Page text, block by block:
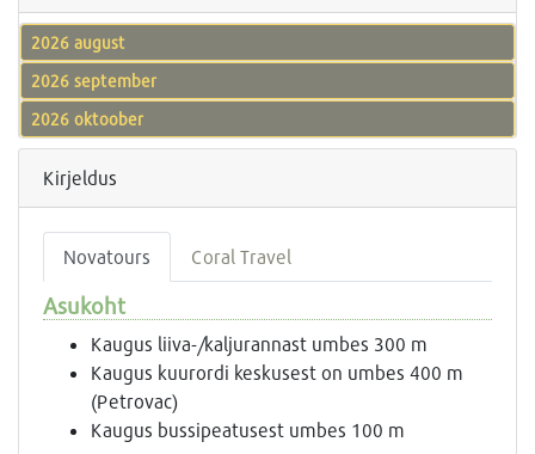
2026 august
2026 september
2026 oktoober
Kirjeldus
Novatours Coral Travel
Asukoht
Kaugus liiva-/kaljurannast umbes 300 m
Kaugus kuurordi keskusest on umbes 400 m
(Petrovac)
Kaugus bussipeatusest umbes 100 m